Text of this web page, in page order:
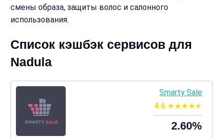
смены образа, защиты волос и салонного
использования.
Список кэшбэк сервисов для
Nadula
Smarty Sale
4.6
2.60%